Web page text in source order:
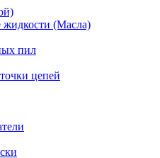
жидкости (Масла)
пил
цепей